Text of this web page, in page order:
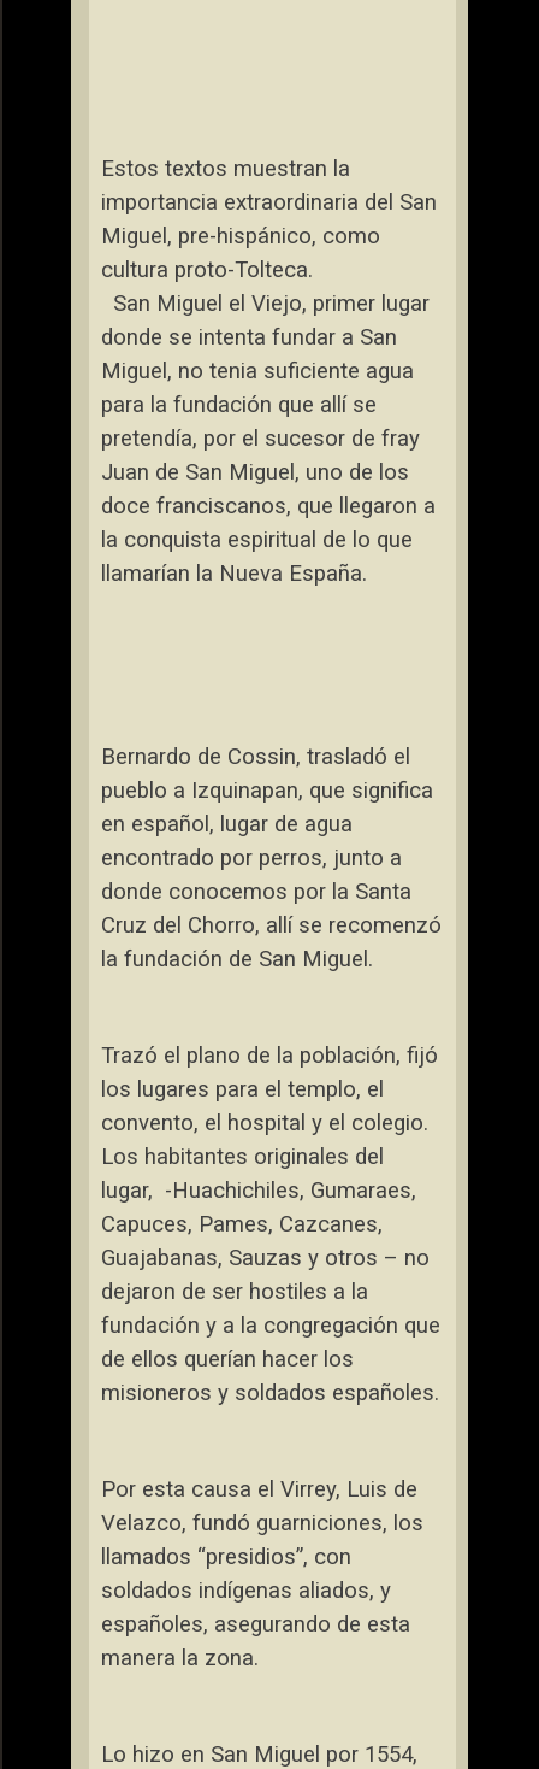
Estos textos muestran la
importancia extraordinaria del San
Miguel, pre-hispánico, como
cultura proto-Tolteca.
San Miguel el Viejo, primer lugar
donde se intenta fundar a San
Miguel, no tenia suficiente agua
para la fundación que allí se
pretendía, por el sucesor de fray
Juan de San Miguel, uno de los
doce franciscanos, que llegaron a
la conquista espiritual de lo que
llamarían la Nueva España.
Bernardo de Cossin, trasladó el
pueblo a Izquinapan, que significa
en español, lugar de agua
encontrado por perros, junto a
donde conocemos por la Santa
Cruz del Chorro, allí se recomenzó
la fundación de San Miguel.
Trazó el plano de la población, fijó
los lugares para el templo, el
convento, el hospital y el colegio.
Los habitantes originales del
lugar, -Huachichiles, Gumaraes,
Capuces, Pames, Cazcanes,
Guajabanas, Sauzas y otros – no
dejaron de ser hostiles a la
fundación y a la congregación que
de ellos querían hacer los
misioneros y soldados españoles.
Por esta causa el Virrey, Luis de
Velazco, fundó guarniciones, los
llamados “presidios”, con
soldados indígenas aliados, y
españoles, asegurando de esta
manera la zona.
Lo hizo en San Miguel por 1554,